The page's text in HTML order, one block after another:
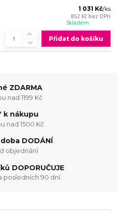
1 031 Kč/ks
852 Kč bez DPH
Skladem
Přidat do košíku
ZDARMA
nad 1199 Kč
k nákupu
nad 1500 Kč
DODÁNÍ
objednání
DOPORUČUJE
posledních 90 dní